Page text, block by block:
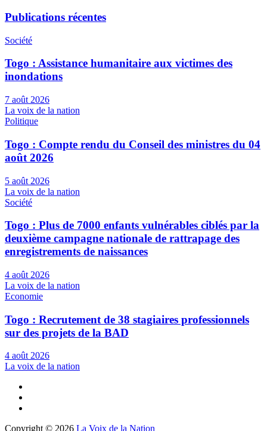
Publications récentes
Société
Togo : Assistance humanitaire aux victimes des
inondations
7 août 2026
La voix de la nation
Politique
Togo : Compte rendu du Conseil des ministres du 04
août 2026
5 août 2026
La voix de la nation
Société
Togo : Plus de 7000 enfants vulnérables ciblés par la
deuxième campagne nationale de rattrapage des
enregistrements de naissances
4 août 2026
La voix de la nation
Economie
Togo : Recrutement de 38 stagiaires professionnels
sur des projets de la BAD
4 août 2026
La voix de la nation
Copyright © 2026 La Voix de la Nation